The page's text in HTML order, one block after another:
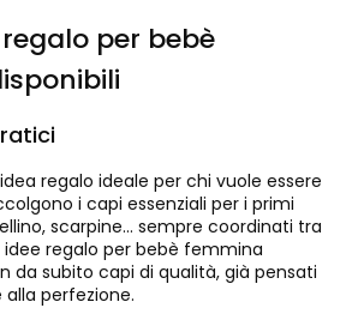
per bebè
regalo ideale per chi vuole essere
i capi essenziali per i primi
scarpine… sempre coordinati tra
regalo per bebè femmina
da subito capi di qualità, già pensati
perfezione.